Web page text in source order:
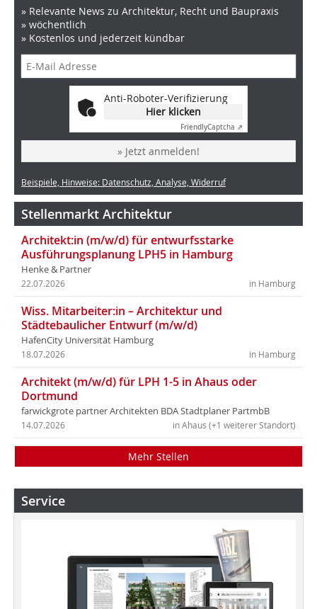
» Relevante News zu Architektur, Recht und Baupraxis
» wöchentlich
» Kostenlos und jederzeit kündbar
Anti-Roboter-Verifizierung
Hier klicken
FriendlyCaptcha ⇗
» Jetzt anmelden!
Beispiele, Hinweise: Datenschutz, Analyse, Widerruf
Stellenmarkt Architektur
Architekt:in (m/w/d) für entwurfsstarke
Ausführungsplanung LPH5 in Hamburg
Henke & Partner
in Hamburg
22.07.2026
Wiss. Mitarbeiter:in – Architektur und
Städtebaulicher Entwurf (m/w/d)
HafenCity Universität Hamburg
in Hamburg
18.07.2026
Architekt (m/w/d) für LPH 1-5 in Ahaus oder
Dortmund
farwickgrote partner Architekten BDA Stadtplaner PartmbB
in Ahaus (+1 weiterer Standort)
14.07.2026
Mehr Stellen
Service